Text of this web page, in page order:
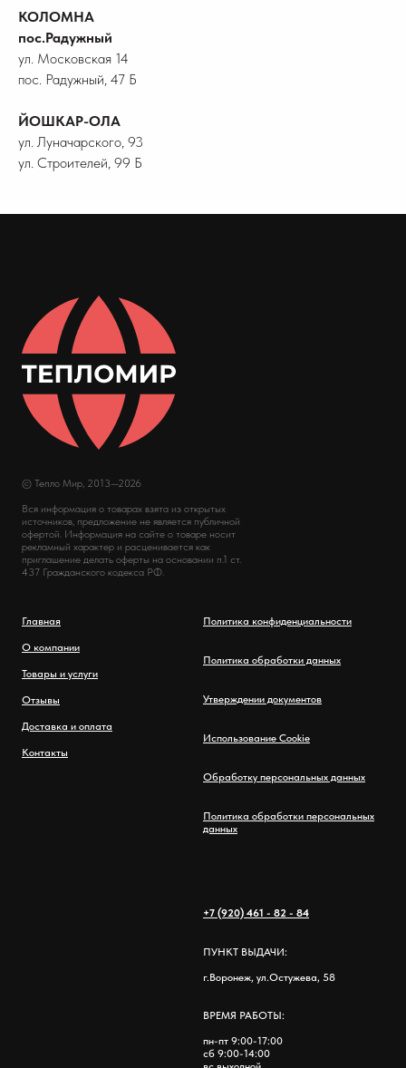
КОЛОМНА
пос.Радужный
ул. Московская 14
пос. Радужный, 47 Б
ЙОШКАР-ОЛА
ул. Луначарского, 93
ул. Строителей, 99 Б
© Тепло Мир, 2013—2026
Вся информация о товарах взята из открытых
источников, предложение не является публичной
офертой. Информация на сайте о товаре носит
рекламный характер и расценивается как
приглашение делать оферты на основании п.1 ст.
437 Гражданского кодекса РФ.
Главная
О компании
Товары и услуги
Отзывы
Доставка и оплата
Контакты
Политика конфиденциальности
Политика обработки данных
Утверждении документов
Использование Cookie
Обработку персональных данных
Политика обработки персональных
данных
+7 (920) 461 - 82 - 84
ПУНКТ ВЫДАЧИ:
г.Воронеж, ул.Остужева, 58
ВРЕМЯ РАБОТЫ:
пн-пт 9:00-17:00
сб 9:00-14:00